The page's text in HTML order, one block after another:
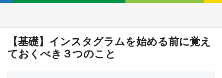
【基礎】インスタグラムを始める前に覚え
ておくべき３つのこと